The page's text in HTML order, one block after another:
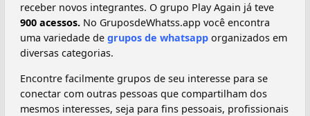
receber novos integrantes. O grupo Play Again já teve
900 acessos. No GruposdeWhatss.app você encontra
uma variedade de grupos de whatsapp organizados em
diversas categorias.
Encontre facilmente grupos de seu interesse para se
conectar com outras pessoas que compartilham dos
mesmos interesses, seja para fins pessoais, profissionais